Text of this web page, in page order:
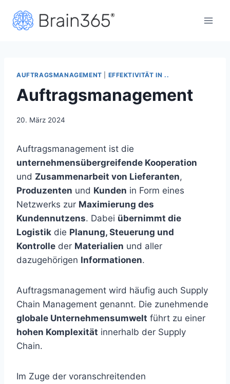
Inhalt
AUFTRAGSMANAGEMENT EFFEKTIVITÄT IN ..
Auftragsmanagement
20. März 2024
Auftragsmanagement ist die
unternehmensübergreifende Kooperation
und Zusammenarbeit von Lieferanten,
Produzenten und Kunden in Form eines
Netzwerks zur Maximierung des
Kundennutzens. Dabei übernimmt die
Logistik die Planung, Steuerung und
Kontrolle der Materialien und aller
dazugehörigen Informationen.
Auftragsmanagement wird häufig auch Supply
Chain Management genannt. Die zunehmende
globale Unternehmensumwelt führt zu einer
hohen Komplexität innerhalb der Supply
Chain.
Im Zuge der voranschreitenden